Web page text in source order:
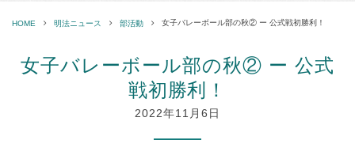
HOME 明法ニュース 部活動 女子バレーボール部の秋② ー 公式戦初勝利！
女子バレーボール部の秋② ー 公式
戦初勝利！
2022年11月6日